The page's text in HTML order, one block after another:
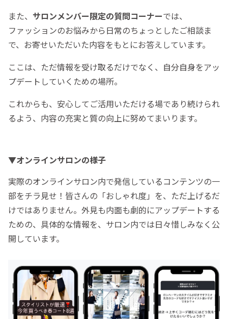
また、 サロンメンバー限定の質問コーナーでは、
ファッションのお悩みから日常のちょっとしたご相談ま
で、お寄せいただいた内容をもとにお答えしています。
ここは、ただ情報を受け取るだけでなく、自分自身をアッ
プデートしていくための場所。
これからも、安心してご活用いただける場であり続けられ
るよう、内容の充実と質の向上に努めてまいります。
▼オンラインサロンの様子
実際のオンラインサロン内で発信しているコンテンツの一
部をチラ見せ！皆さんの「おしゃれ度」を、ただ上げるだ
けではありません。外見も内面も劇的にアップデートする
ための、具体的な情報を、サロン内では日々惜しみなく公
開しています。